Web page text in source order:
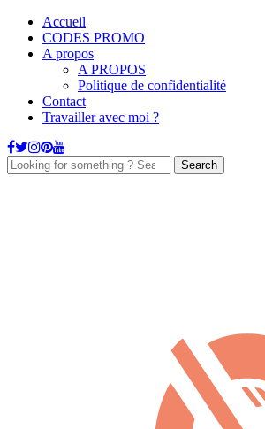
Accueil
CODES PROMO
A propos
A PROPOS
Politique de confidentialité
Contact
Travailler avec moi ?